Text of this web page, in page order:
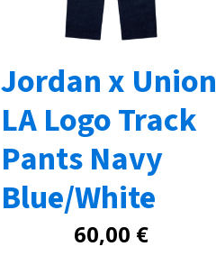
Jordan x Union
LA Logo Track
Pants Navy
Blue/White
60,00 €